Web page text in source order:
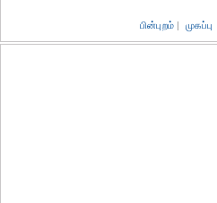
பின்புறம் | முகப்பு